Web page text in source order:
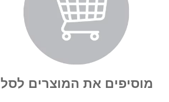
מוסיפים את המוצרים לסל